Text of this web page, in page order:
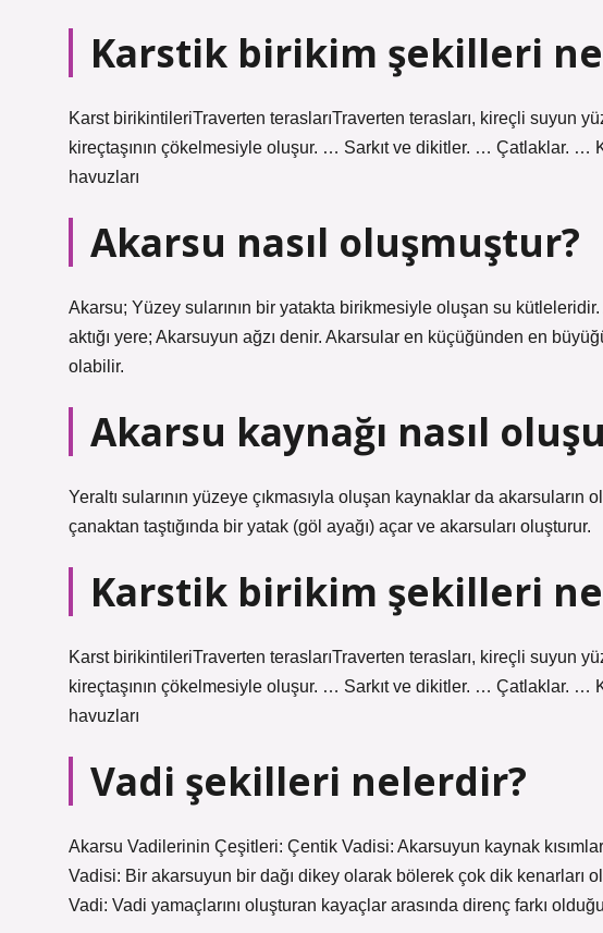
Karstik birikim şekilleri
Karst birikintileriTraverten teraslarıTraverten terasları, kireçli suyun
kireçtaşının çökelmesiyle oluşur. … Sarkıt ve dikitler. … Çatlaklar.
havuzları
Akarsu nasıl oluşmuştur?
Akarsu; Yüzey sularının bir yatakta birikmesiyle oluşan su
aktığı yere; Akarsuyun ağzı denir. Akarsular en küçüğünden en
olabilir.
Akarsu kaynağı nasıl
Yeraltı sularının yüzeye çıkmasıyla oluşan kaynaklar da
çanaktan taştığında bir yatak (göl ayağı) açar ve akarsuları oluşturur.
Karstik birikim şekilleri
Karst birikintileriTraverten teraslarıTraverten terasları, kireçli suyun
kireçtaşının çökelmesiyle oluşur. … Sarkıt ve dikitler. … Çatlaklar.
havuzları
Vadi şekilleri nelerdir?
Akarsu Vadilerinin Çeşitleri: Çentik Vadisi: Akarsuyun kaynak
Vadisi: Bir akarsuyun bir dağı dikey olarak bölerek çok dik kenarları
Vadi: Vadi yamaçlarını oluşturan kayaçlar arasında direnç farkı